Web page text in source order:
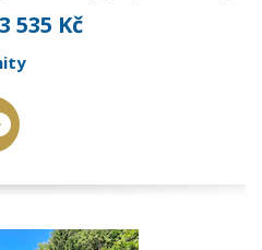
535 Kč